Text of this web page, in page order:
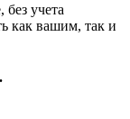
без учета
как вашим, так и